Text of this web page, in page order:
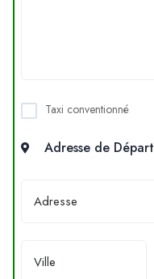
Taxi conventionné
Adresse de Départ